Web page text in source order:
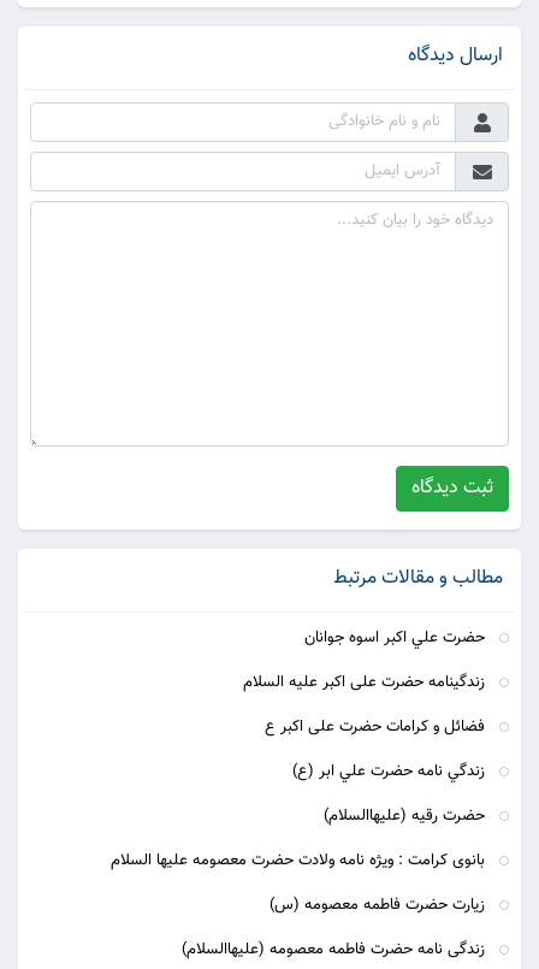
ارسال دیدگاه
ثبت دیدگاه
مطالب و مقالات مرتبط
حضرت علي اکبر اسوه جوانان
زندگینامه حضرت علی اکبر علیه السلام
فضائل و کرامات حضرت علی اکبر ع
زندگي نامه حضرت علي ابر (ع)
حضرت رقیه (علیهاالسلام)
بانوی کرامت : ویژه نامه ولادت حضرت معصومه علیها السلام
زیارت حضرت فاطمه معصومه (س)
زندگی نامه حضرت فاطمه معصومه (علیهاالسلام)